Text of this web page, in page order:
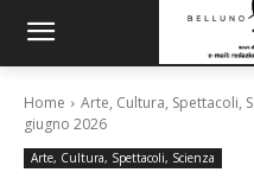
Home Arte, Cultura, Spettacoli,
giugno 2026
Arte, Cultura, Spettacoli, Scienza